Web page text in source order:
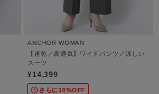
ANCHOR WOMAN
【速乾／高通気】ワイドパンツ／涼しい
スーツ
¥14,399
さらに10%OFF